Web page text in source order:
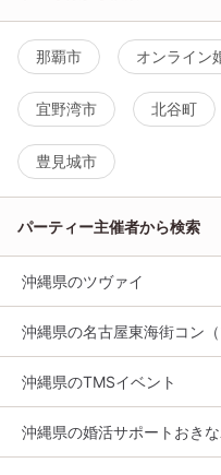
那覇市 オンライン
宜野湾市 北谷町
豊見城市
パーティー主催者から検索
沖縄県のツヴァイ
沖縄県の名古屋東海街コン（
沖縄県のTMSイベント
沖縄県の婚活サポートおき